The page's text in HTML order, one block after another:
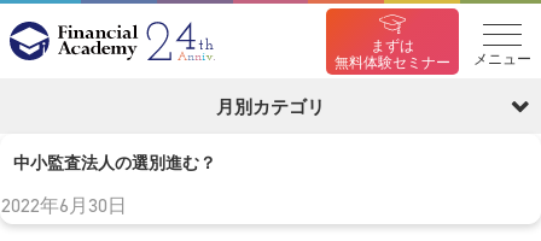
まずは
無料体験セミナー
メニュー
月別カテゴリ
中小監査法人の選別進む？
2022年6月30日